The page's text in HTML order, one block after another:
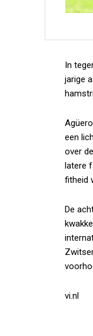
In
jarige
een
over
latere
fitheid
De
vi.nl